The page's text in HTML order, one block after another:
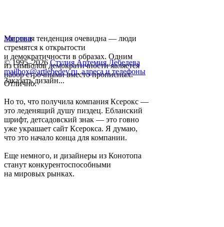
Мировая тенденция очевидна — люди
стремятся к открытости
и демократичности в образах. Одним
из символов демократичности является
набор строчными вместо прописных.
Отлично.
Но то, что получила компания Ксерокс —
это леденящий душу пиздец. Ебланский
шрифт, детсадовский знак — это говно
уже украшает сайт Ксерокса. Я думаю,
что это начало конца для компании.
Еще немного, и дизайнеры из Конотопа
станут конкурентоспособными
на мировых рынках.
логотип
© 1995–2026 Студия Артемия Лебедева
mailbox@artlebedev.ru, адреса и телефоны
Заказать дизайн...